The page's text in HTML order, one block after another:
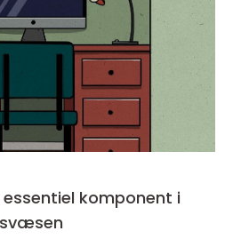
komponent i